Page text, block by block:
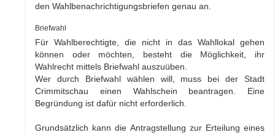
den Wahlbenachrichtigungsbriefen genau an.
Briefwahl
Für Wahlberechtigte, die nicht in das Wahllokal gehen
können oder möchten, besteht die Möglichkeit, ihr
Wahlrecht mittels Briefwahl auszuüben.
Wer durch Briefwahl wählen will, muss bei der Stadt
Crimmitschau einen Wahlschein beantragen. Eine
Begründung ist dafür nicht erforderlich.
Grundsätzlich kann die Antragstellung zur Erteilung eines